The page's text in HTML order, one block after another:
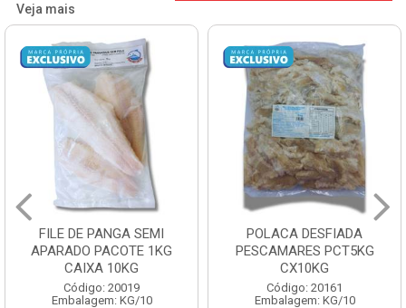
Veja mais
FILE DE PANGA SEMI
APARADO PACOTE 1KG
CAIXA 10KG
Código: 20019
Embalagem: KG/10
POLACA DESFIADA
PESCAMARES PCT5KG
CX10KG
Código: 20161
Embalagem: KG/10